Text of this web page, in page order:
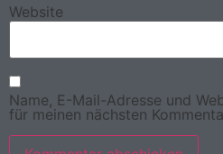
Website
Name, E-Mail-Adresse und
für meinen nächsten